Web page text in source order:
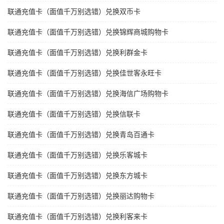
联通充值卡（面值千万别选错）兑换双币卡
联通充值卡（面值千万别选错）兑换锦辉商城购物卡
联通充值卡（面值千万别选错）兑换利群金卡
联通充值卡（面值千万别选错）兑换佳世客永旺卡
联通充值卡（面值千万别选错）兑换海信广场购物卡
联通充值卡（面值千万别选错）兑换信联卡
联通充值卡（面值千万别选错）兑换青岛百通卡
联通充值卡（面值千万别选错）兑换乐客城卡
联通充值卡（面值千万别选错）兑换东方城卡
联通充值卡（面值千万别选错）兑换丽达购物卡
联通充值卡（面值千万别选错）兑换利客来卡